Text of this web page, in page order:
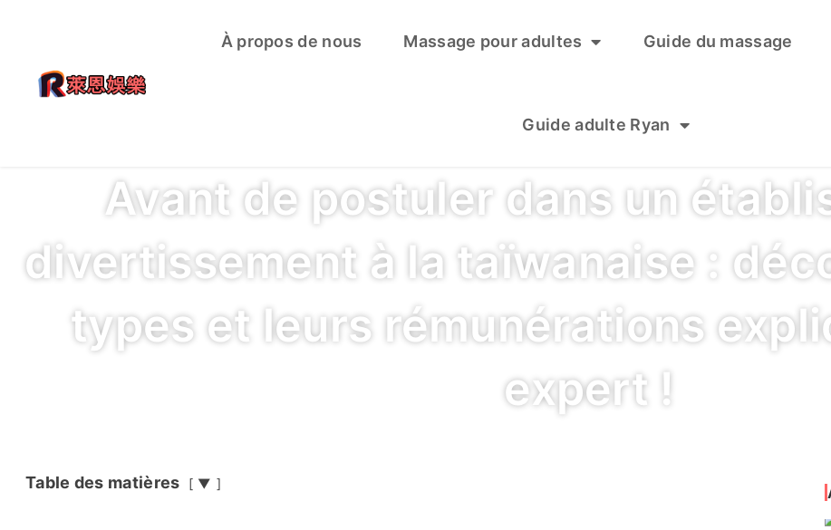
À propos de nous Massage pour adultes Guide du massage
Guide adulte Ryan
Avant de postuler dans un
divertissement à la taïwanaise :
types et leurs rémunérations
expert !
Table des matières ▼